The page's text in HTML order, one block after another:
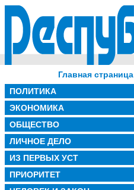
Главная страница
ПОЛИТИКА
ЭКОНОМИКА
ОБЩЕСТВО
ЛИЧНОЕ ДЕЛО
ИЗ ПЕРВЫХ УСТ
ПРИОРИТЕТ